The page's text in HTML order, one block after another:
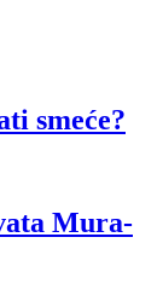
smeće?
Mura-